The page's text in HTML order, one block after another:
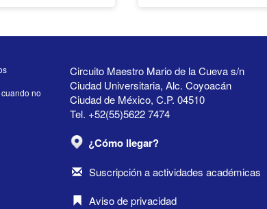
Circuito Maestro Mario de la Cueva s/n
Ciudad Universitaria, Alc. Coyoacán
Ciudad de México, C.P. 04510
Tel. +52(55)5622 7474
¿Cómo llegar?
Suscripción a actividades académicas
Aviso de privacidad
no